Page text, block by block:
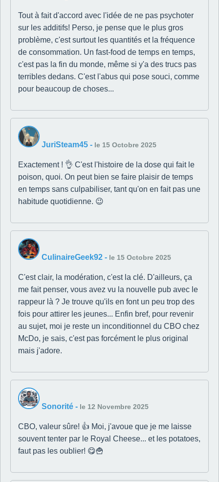
Tout à fait d'accord avec l'idée de ne pas psychoter
sur les additifs! Perso, je pense que le plus gros
problème, c'est surtout les quantités et la fréquence
de consommation. Un fast-food de temps en temps,
c'est pas la fin du monde, même si y'a des trucs pas
terribles dedans. C'est l'abus qui pose souci, comme
pour beaucoup de choses...
JuriSteam45 - le 15 Octobre 2025
Exactement ! 👌 C'est l'histoire de la dose qui fait le
poison, quoi. On peut bien se faire plaisir de temps
en temps sans culpabiliser, tant qu'on en fait pas une
habitude quotidienne. 😉
CulinaireGeek92 - le 15 Octobre 2025
C'est clair, la modération, c'est la clé. D'ailleurs, ça
me fait penser, vous avez vu la nouvelle pub avec le
rappeur là ? Je trouve qu'ils en font un peu trop des
fois pour attirer les jeunes... Enfin bref, pour revenir
au sujet, moi je reste un inconditionnel du CBO chez
McDo, je sais, c'est pas forcément le plus original
mais j'adore.
Sonorité - le 12 Novembre 2025
CBO, valeur sûre! 👍 Moi, j'avoue que je me laisse
souvent tenter par le Royal Cheese... et les potatoes,
faut pas les oublier! 😋🍟